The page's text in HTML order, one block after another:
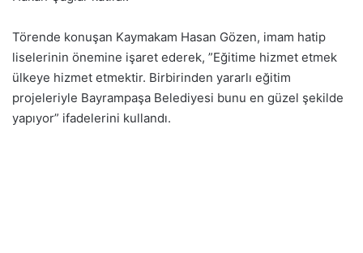
Törende konuşan Kaymakam Hasan Gözen, imam hatip
liselerinin önemine işaret ederek, ”Eğitime hizmet etmek
ülkeye hizmet etmektir. Birbirinden yararlı eğitim
projeleriyle Bayrampaşa Belediyesi bunu en güzel şekilde
yapıyor” ifadelerini kullandı.